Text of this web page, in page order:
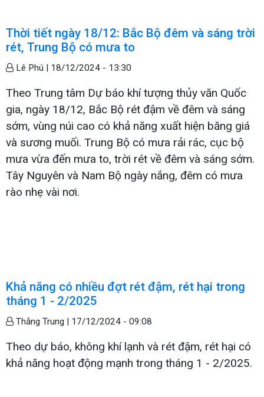
Thời tiết ngày 18/12: Bắc Bộ đêm và sáng trời
rét, Trung Bộ có mưa to
Lê Phú | 18/12/2024 - 13:30
Theo Trung tâm Dự báo khí tượng thủy văn Quốc
gia, ngày 18/12, Bắc Bộ rét đậm về đêm và sáng
sớm, vùng núi cao có khả năng xuất hiện băng giá
và sương muối. Trung Bộ có mưa rải rác, cục bộ
mưa vừa đến mưa to, trời rét về đêm và sáng sớm.
Tây Nguyên và Nam Bộ ngày nắng, đêm có mưa
rào nhẹ vài nơi.
Khả năng có nhiều đợt rét đậm, rét hại trong
tháng 1 - 2/2025
Thắng Trung | 17/12/2024 - 09:08
Theo dự báo, không khí lạnh và rét đậm, rét hại có
khả năng hoạt động mạnh trong tháng 1 - 2/2025.